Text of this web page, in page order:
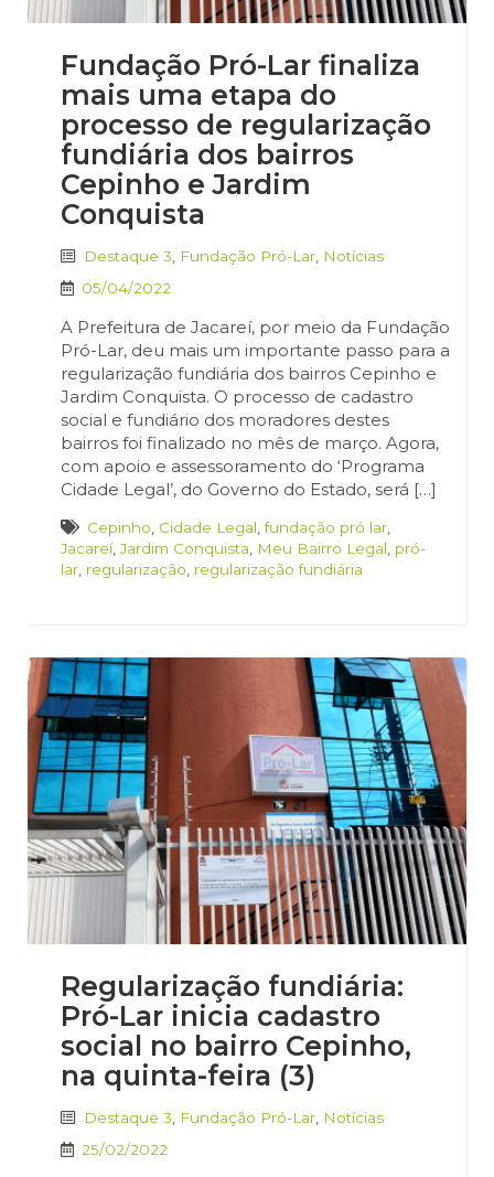
Fundação Pró-Lar finaliza
mais uma etapa do
processo de regularização
fundiária dos bairros
Cepinho e Jardim
Conquista
Destaque 3 Fundação Pró-Lar Notícias
05/04/2022
A Prefeitura de Jacareí, por meio da Fundação
Pró-Lar, deu mais um importante passo para a
regularização fundiária dos bairros Cepinho e
Jardim Conquista. O processo de cadastro
social e fundiário dos moradores destes
bairros foi finalizado no mês de março. Agora,
com apoio e assessoramento do ‘Programa
Cidade Legal’, do Governo do Estado, será […]
Cepinho Cidade Legal ,fundação pró lar
Jacareí,Jardim Conquista Meu Bairro Legal pró-
lar regularização regularização fundiária
Regularização fundiária:
Pró-Lar inicia cadastro
social no bairro Cepinho,
na quinta-feira (3)
Destaque 3 Fundação Pró-Lar Notícias
25/02/2022